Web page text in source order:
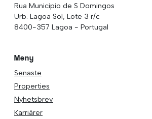
Rua Municipio de S Domingos
Urb. Lagoa Sol, Lote 3 r/c
8400-357 Lagoa - Portugal
Meny
Senaste
Properties
Nyhetsbrev
Karriärer